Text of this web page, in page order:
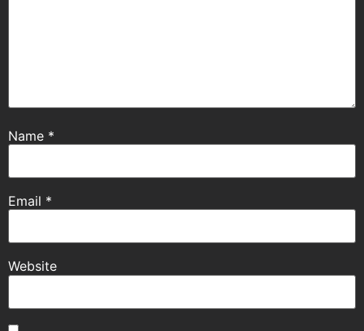
Name *
Email *
Website